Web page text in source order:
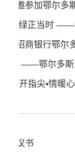
应邀参加鄂尔多
与招商银行鄂尔
“花开指尖•情暖
倡议书